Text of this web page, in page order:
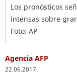
Los pronósticos
intensas sobre
Foto: AP
Agencia AFP
22.06.2017